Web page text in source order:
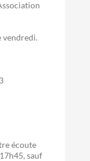
vendredi.
écoute
sauf